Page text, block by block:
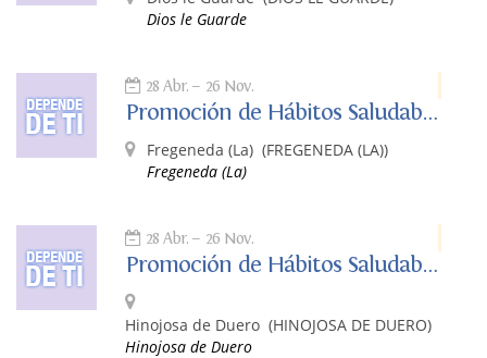
Dios le Guarde
28 Abr. 26 Nov.
Promoción de Hábitos Saludables: Depende de Ti
Fregeneda (La) (FREGENEDA (LA))
Fregeneda (La)
28 Abr. 26 Nov.
Promoción de Hábitos Saludables: Depende de Ti
Hinojosa de Duero (HINOJOSA DE DUERO)
Hinojosa de Duero